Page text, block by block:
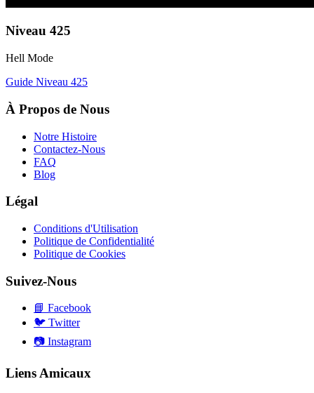
Niveau 425
Hell Mode
Guide Niveau 425
À Propos de Nous
Notre Histoire
Contactez-Nous
FAQ
Blog
Légal
Conditions d'Utilisation
Politique de Confidentialité
Politique de Cookies
Suivez-Nous
📘 Facebook
🐦 Twitter
📷 Instagram
Liens Amicaux